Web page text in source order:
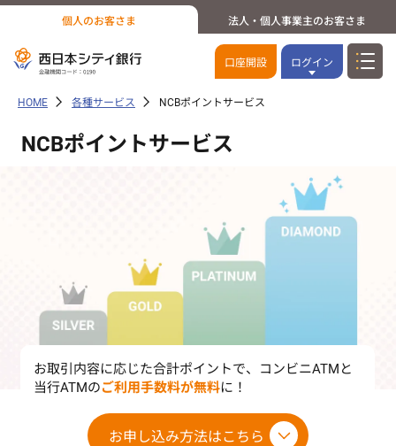
個人のお客さま 法人・個人事業主のお客さま
口座開設 ログイン
HOME 各種サービス NCBポイントサービス
NCBポイントサービス
お取引内容に応じた合計ポイントで、コンビニATMと
当行ATMのご利用手数料が無料に！
お申し込み方法はこちら